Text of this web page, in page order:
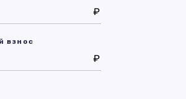
₽
взнос
₽